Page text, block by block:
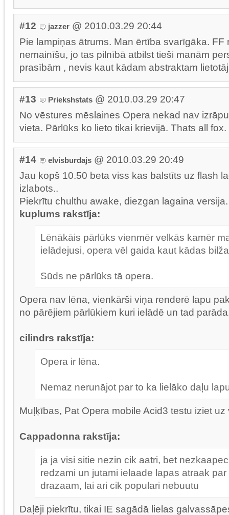
#12 jazzer @ 2010.03.29 20:44
Pie lampiņas ātrums. Man ērtība svarīgāka. FF
nemainīšu, jo tas pilnībā atbilst tieši manām
prasībām , nevis kaut kādam abstraktam
#13 Priekshstats @ 2010.03.29 20:47
No vēstures mēslaines Opera nekad nav
vieta. Pārlūks ko lieto tikai krievijā. Thats all fox.
#14 elvisburdajs @ 2010.03.29 20:49
Jau kopš 10.50 beta viss kas balstīts uz flash
izlabots..
Piekrītu chulthu awake, diezgan lagaina
kuplums rakstīja:
Lēnākāis pārlūks vienmēr velkās kamēr
ielādejusi, opera vēl gaida kaut kādas
Sūds ne pārlūks tā opera.
Opera nav lēna, vienkārši viņa renderē lapu
no pārējiem pārlūkiem kuri ielādē un tad
cilindrs rakstīja:
Opera ir lēna.
Nemaz nerunājot par to ka lielāko daļu
Muļķības, Pat Opera mobile Acid3 testu iziet uz
Cappadonna rakstīja:
ja ja visi sitie nezin cik aatri, bet
redzami un jutami ielaade lapas atraak
drazaam, lai ari cik populari nebuutu
Daļēji piekrītu, tikai IE sagādā lielas